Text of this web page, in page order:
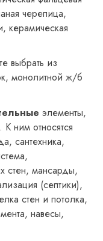
черепица,
керамическая
выбрать из
монолитной ж/б
элементы,
ним относятся
сантехника,
стен, мансарды,
(септики),
стен и потолка,
навесы,